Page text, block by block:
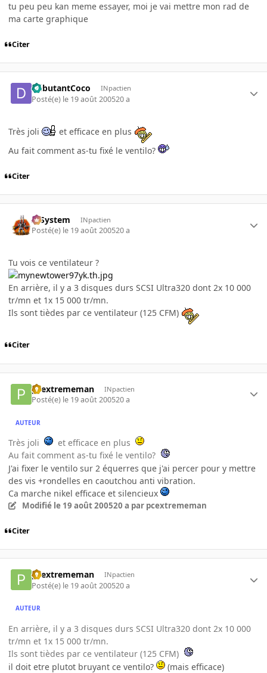
tu peu peu kan meme essayer, moi je vai mettre mon rad de
ma carte graphique
Citer
DébutantCoco INpactien
Posté(e) le 19 août 200520 a
Très joli
et efficace en plus
Au fait comment as-tu fixé le ventilo?
Citer
X-System INpactien
Posté(e) le 19 août 200520 a
Tu vois ce ventilateur ?
En arrière, il y a 3 disques durs SCSI Ultra320 dont 2x 10 000
tr/mn et 1x 15 000 tr/mn.
Ils sont tièdes par ce ventilateur (125 CFM)
Citer
pcextrememan INpactien
Posté(e) le 19 août 200520 a
AUTEUR
Très joli
et efficace en plus
Au fait comment as-tu fixé le ventilo?
J'ai fixer le ventilo sur 2 équerres que j'ai percer pour y mettre
des vis +rondelles en caoutchou anti vibration.
Ca marche nikel efficace et silencieux
Modifié le 19 août 200520 a par pcextrememan
Citer
pcextrememan INpactien
Posté(e) le 19 août 200520 a
AUTEUR
En arrière, il y a 3 disques durs SCSI Ultra320 dont 2x 10 000
tr/mn et 1x 15 000 tr/mn.
Ils sont tièdes par ce ventilateur (125 CFM)
il doit etre plutot bruyant ce ventilo?
(mais efficace)